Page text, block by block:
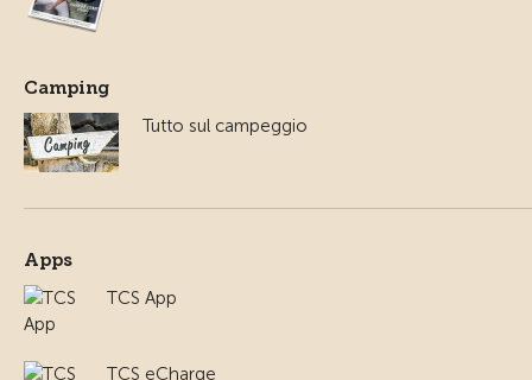
Camping
Tutto sul campeggio
Apps
TCS App
TCS eCharge